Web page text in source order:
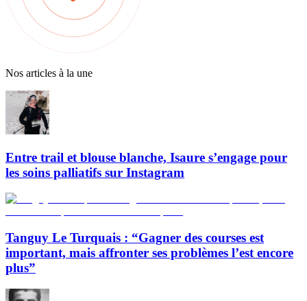
Nos articles à la une
Entre trail et blouse blanche, Isaure s’engage pour
les soins palliatifs sur Instagram
Tanguy Le Turquais : “Gagner des courses est
important, mais affronter ses problèmes l’est encore
plus”